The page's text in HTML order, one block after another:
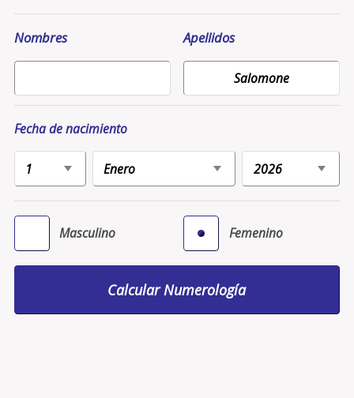
Nombres Apellidos
Fecha de nacimiento
Masculino Femenino